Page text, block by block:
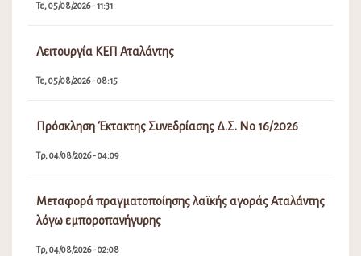
Τε, 05/08/2026 - 11:31
Λειτουργία ΚΕΠ Αταλάντης
Τε, 05/08/2026 - 08:15
Πρόσκληση Έκτακτης Συνεδρίασης Δ.Σ. Νο 16/2026
Τρ, 04/08/2026 - 04:09
Μεταφορά πραγματοποίησης λαϊκής αγοράς Αταλάντης
λόγω εμποροπανήγυρης
Τρ, 04/08/2026 - 02:08